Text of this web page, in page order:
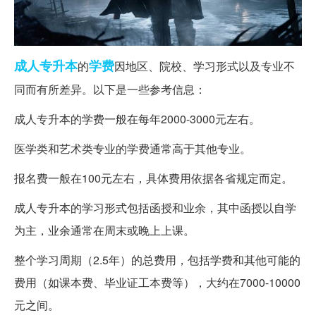
成人专升本的学费因地区、院校、学习形式以及专业不
同而有所差异。以下是一些参考信息：
成人专升本的学费一般在每年2000-3000元左右。
医学类和艺术类专业的学费通常高于其他专业。
报名费一般在100元左右，具体费用依据各省规定而定。
成人专升本的学习形式包括函授和业余，其中函授以自学
为主，业余通常在周末或晚上上课。
整个学习周期（2.5年）的总费用，包括学费和其他可能的
费用（如课本费、毕业证工本费等），大约在7000-10000
元之间。